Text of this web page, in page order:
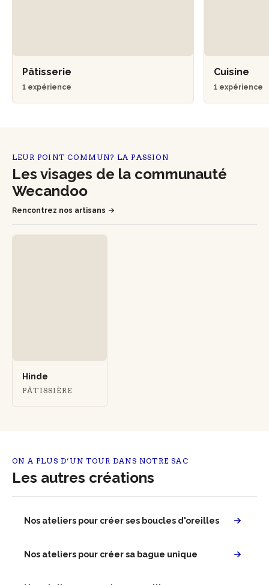
Pâtisserie
1 expérience
Cuisine
1 expérience
LEUR POINT COMMUN? LA PASSION
Les visages de la communauté
Wecandoo
Rencontrez nos artisans
Hinde
PÂTISSIÈRE
ON A PLUS D’UN TOUR DANS NOTRE SAC
Les autres créations
Nos ateliers pour créer ses boucles d'oreilles
Nos ateliers pour créer sa bague unique